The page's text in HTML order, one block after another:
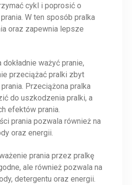
cykl i poprosić o
W ten sposób pralka
oraz zapewnia lepsze
dokładnie ważyć pranie,
przeciążać pralki zbyt
Przeciążona pralka
do uszkodzenia pralki, a
efektów prania.
prania pozwala również na
oraz energii.
prania przez pralkę
ale również pozwala na
detergentu oraz energii.